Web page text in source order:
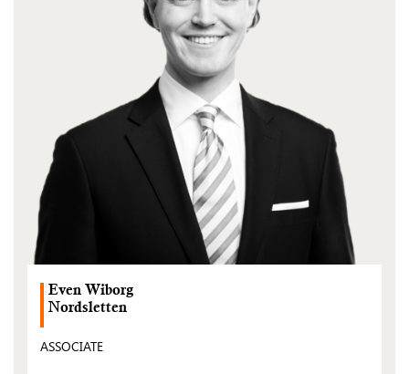
Even Wiborg
Nordsletten
ASSOCIATE